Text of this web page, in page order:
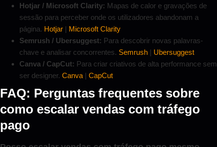
Hotjar / Microsoft Clarity: Mapas de calor e gravações de
sessão para perceber onde os utilizadores abandonam a
página. Hotjar | Microsoft Clarity
Semrush / Ubersuggest: Para descobrir novas palavras-
chave e analisar concorrentes. Semrush | Ubersuggest
Canva / CapCut: Para criar criativos de alta performance sem
ser designer. Canva | CapCut
FAQ: Perguntas frequentes sobre
como escalar vendas com tráfego
pago